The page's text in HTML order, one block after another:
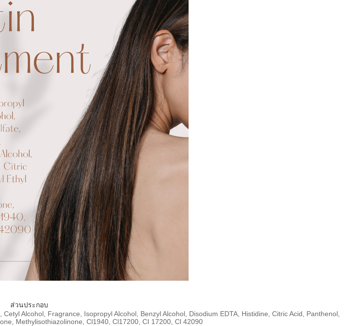
ส่วนประกอบ
Alcohol, Fragrance, Isopropyl Alcohol, Benzyl Alcohol, Disodium EDTA, Histidine, Citric Acid, Panthenol,
Methylisothiazolinone, Cl1940, Cl17200, CI 17200, Cl 42090